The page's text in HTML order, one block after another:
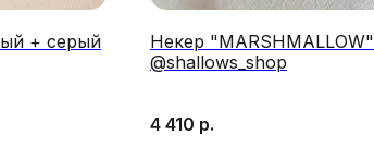
+ серый
Некер "MARSHMALLOW"
@shallows_shop
4 410 р.